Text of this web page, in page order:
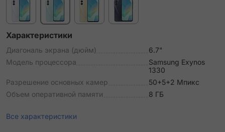
Характеристики
Диагональ экрана (дюйм)
6.7"
Модель процессора
Samsung Exynos
1330
Разрешение основных камер
50+5+2 Мпикс
Объем оперативной памяти
8 ГБ
Все характеристики